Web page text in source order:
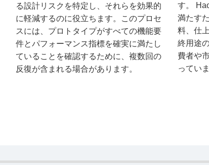
る設計リスクを特定し、それらを効果的
に軽減するのに役立ちます。このプロセ
スには、プロトタイプがすべての機能要
件とパフォーマンス指標を確実に満たし
ていることを確認するために、複数回の
反復が含まれる場合があります。
す。
満たす
料、仕
終用途
費者や
ってい